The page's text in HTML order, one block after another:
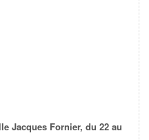
Jacques Fornier, du 22 au